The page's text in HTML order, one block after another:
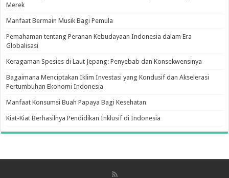
Merek
Manfaat Bermain Musik Bagi Pemula
Pemahaman tentang Peranan Kebudayaan Indonesia dalam Era
Globalisasi
Keragaman Spesies di Laut Jepang: Penyebab dan Konsekwensinya
Bagaimana Menciptakan Iklim Investasi yang Kondusif dan Akselerasi
Pertumbuhan Ekonomi Indonesia
Manfaat Konsumsi Buah Papaya Bagi Kesehatan
Kiat-Kiat Berhasilnya Pendidikan Inklusif di Indonesia